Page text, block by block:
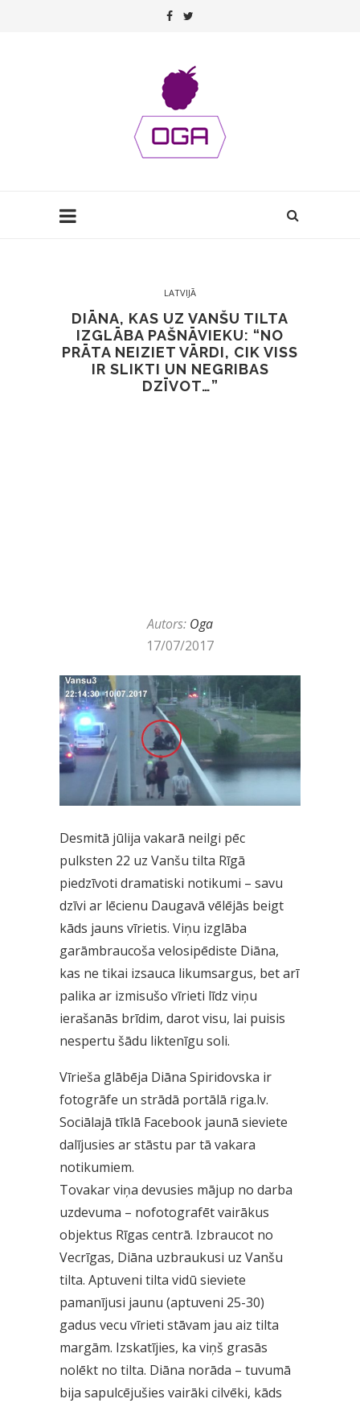
LATVIJĀ
DIĀNA, KAS UZ VANŠU TILTA
IZGLĀBA PAŠNĀVIEKU: “NO
PRĀTA NEIZIET VĀRDI, CIK VISS
IR SLIKTI UN NEGRIBAS
DZĪVOT…”
Autors: Oga
17/07/2017
Desmitā jūlija vakarā neilgi pēc
pulksten 22 uz Vanšu tilta Rīgā
piedzīvoti dramatiski notikumi – savu
dzīvi ar lēcienu Daugavā vēlējās beigt
kāds jauns vīrietis. Viņu izglāba
garāmbraucoša velosipēdiste Diāna,
kas ne tikai izsauca likumsargus, bet arī
palika ar izmisušo vīrieti līdz viņu
ierašanās brīdim, darot visu, lai puisis
nespertu šādu liktenīgu soli.
Vīrieša glābēja Diāna Spiridovska ir
fotogrāfe un strādā portālā riga.lv.
Sociālajā tīklā Facebook jaunā sieviete
dalījusies ar stāstu par tā vakara
notikumiem.
Tovakar viņa devusies mājup no darba
uzdevuma – nofotografēt vairākus
objektus Rīgas centrā. Izbraucot no
Vecrīgas, Diāna uzbraukusi uz Vanšu
tilta. Aptuveni tilta vidū sieviete
pamanījusi jaunu (aptuveni 25-30)
gadus vecu vīrieti stāvam jau aiz tilta
margām. Izskatījies, ka viņš grasās
nolēkt no tilta. Diāna norāda – tuvumā
bija sapulcējušies vairāki cilvēki, kāds